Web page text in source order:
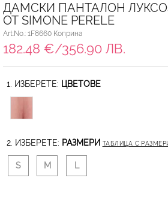
ДАМСКИ ПАНТАЛОН
ОТ SIMONE PERELE
Art.No.: 1F8660 Коприна
182.48 €/356.90 ЛВ.
1. ИЗБЕРЕТЕ: ЦВЕТОВЕ
2. ИЗБЕРЕТЕ: РАЗМЕРИ ТАБЛИЦА С
S M L